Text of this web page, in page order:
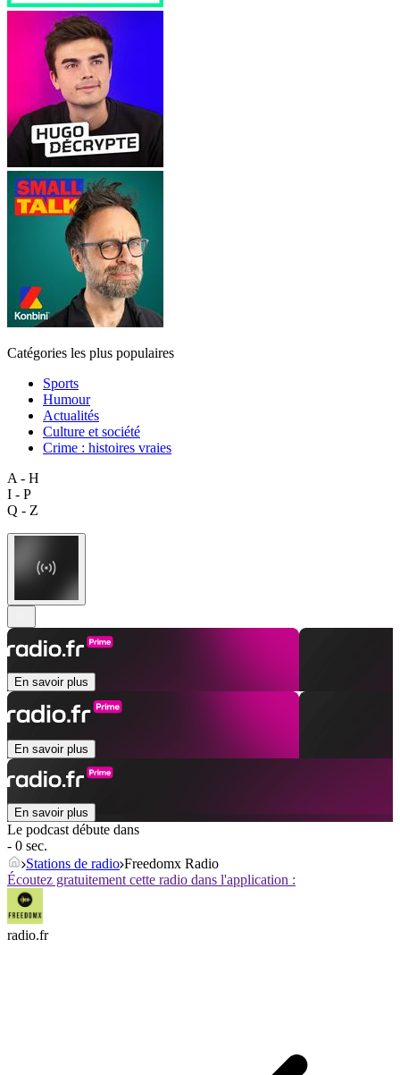
Catégories les plus populaires
Sports
Humour
Actualités
Culture et société
Crime : histoires vraies
A - H
I - P
Q - Z
En savoir plus
En savoir plus
En savoir plus
Le podcast débute dans
- 0 sec.
Stations de radio Freedomx Radio
Écoutez gratuitement cette radio dans l'application :
radio.fr